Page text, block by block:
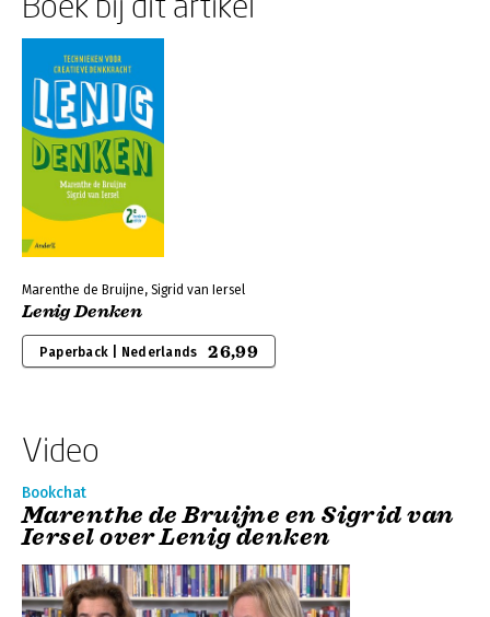
Marenthe de Bruijne, Sigrid van Iersel
Lenig Denken
Paperback | Nederlands 26,99
Video
Bookchat
Marenthe de Bruijne en Sigrid van
Iersel over Lenig denken